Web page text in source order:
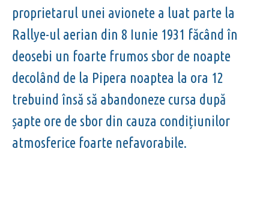
proprietarul unei avionete a luat parte la
Rallye-ul aerian din 8 Iunie 1931 făcând în
deosebi un foarte frumos sbor de noapte
decolând de la Pipera noaptea la ora 12
trebuind însă să abandoneze cursa după
șapte ore de sbor din cauza condițiunilor
atmosferice foarte nefavorabile.